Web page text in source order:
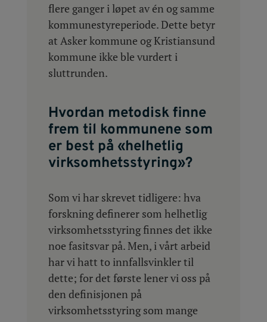
flere ganger i løpet av én og samme
kommunestyreperiode. Dette betyr
at Asker kommune og Kristiansund
kommune ikke ble vurdert i
sluttrunden.
Hvordan metodisk finne
frem til kommunene som
er best på «helhetlig
virksomhetsstyring»?
Som vi har skrevet tidligere: hva
forskning definerer som helhetlig
virksomhetsstyring finnes det ikke
noe fasitsvar på. Men, i vårt arbeid
har vi hatt to innfallsvinkler til
dette; for det første lener vi oss på
den definisjonen på
virksomhetsstyring som mange